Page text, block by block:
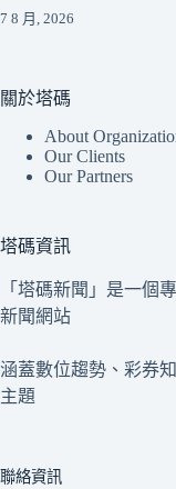
7 8 月, 2026
關於塔碼
About
Our Clients
Our Partners
塔碼資訊
「塔碼新聞」是一個
新聞網站
涵蓋數位趨勢、彩券
主題
聯絡資訊